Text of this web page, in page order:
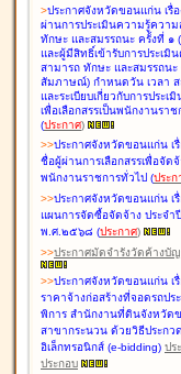
>ประกาศจังหวัดขอนแก่น เรื่อ
ผ่านการประเมินความรู้ควา
ทักษะ และสมรรถนะ ครั้งที่ ๑
และผู้มีสิทธิ์เข้ารับการประเมิ
สามารถ ทักษะ และสมรรถน
สัมภาษณ์) กำหนดวัน เวลา
และระเบียบเกี่ยวกับการประเ
เพื่อเลือกสรรเป็นพนักงานราช
(ประกาศ)
>>ประกาศจังหวัดขอนแก่น เรื่
ชื่อผู้ผ่านการเลือกสรรเพื่อจัดจ้
พนักงานราชการทั่วไป (ประก
>>ประกาศจังหวัดขอนแก่น เรื่
แผนการจัดซื้อจัดจ้าง ประจำ
พ.ศ.๒๕๖๘ (ประกาศ)
>>ประกาศมัดจำรังวัดค้างบั
>>ประกาศจังหวัดขอนแก่น เรื่
ราคาจ้างก่อสร้างที่จอดรถป
พิการ สำนักงานที่ดินจังหวัด
สาขากระนวน ด้วยวิธีประกว
อิเล็กทรอนิกส์ (e-bidding) ปร
ประกอบ